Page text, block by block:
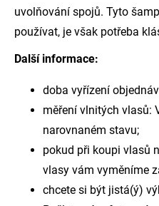
uvolňování spojů. Tyto
používat, je však potřeba
Další informace:
doba vyřízení
měření vlnitých vlasů:
narovnaném stavu;
pokud při koupi vlasů
vlasy vám vyměníme
chcete si být jistá(ý)